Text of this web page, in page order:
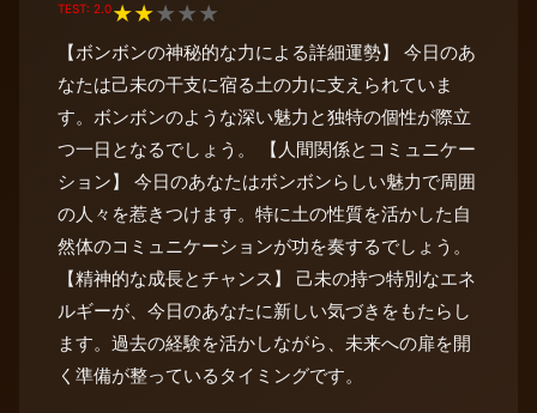
TEST: 2.0★★★★★
【ボンボンの神秘的な力による詳細運勢】 今日のあ
なたは己未の干支に宿る土の力に支えられていま
す。ボンボンのような深い魅力と独特の個性が際立
つ一日となるでしょう。 【人間関係とコミュニケー
ション】 今日のあなたはボンボンらしい魅力で周囲
の人々を惹きつけます。特に土の性質を活かした自
然体のコミュニケーションが功を奏するでしょう。
【精神的な成長とチャンス】 己未の持つ特別なエネ
ルギーが、今日のあなたに新しい気づきをもたらし
ます。過去の経験を活かしながら、未来への扉を開
く準備が整っているタイミングです。